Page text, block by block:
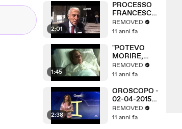
2:01
PROCESSO
FRANCESCHI
: NUOVA
UDIENZA SU
REMOVED
11 anni fa
1:45
"POTEVO
MORIRE,
NON LO
PERDONO"
REMOVED
11 anni fa
2:38
OROSCOPO -
02-04-2015
(A3Replay)
REMOVED
11 anni fa